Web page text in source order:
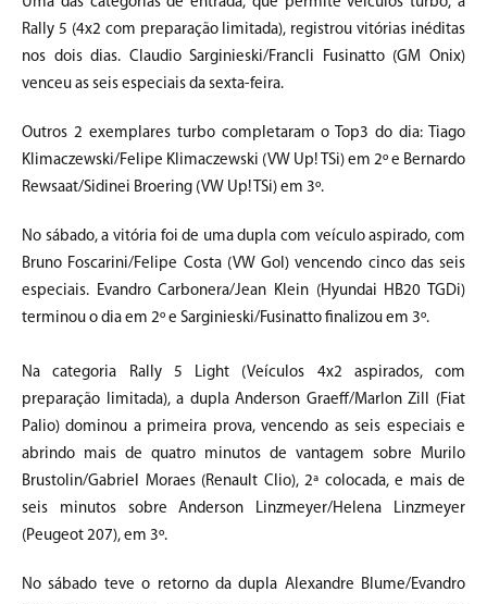
Rally 5 (4x2 com preparação limitada), registrou vitórias inéditas
nos dois dias. Claudio Sarginieski/Francli Fusinatto (GM Onix)
venceu as seis especiais da sexta-feira.
Outros 2 exemplares turbo completaram o Top3 do dia: Tiago
Klimaczewski/Felipe Klimaczewski (VW Up! TSi) em 2º e Bernardo
Rewsaat/Sidinei Broering (VW Up! TSi) em 3º.
No sábado, a vitória foi de uma dupla com veículo aspirado, com
Bruno Foscarini/Felipe Costa (VW Gol) vencendo cinco das seis
especiais. Evandro Carbonera/Jean Klein (Hyundai HB20 TGDi)
terminou o dia em 2º e Sarginieski/Fusinatto finalizou em 3º.
Na categoria Rally 5 Light (Veículos 4x2 aspirados, com
preparação limitada), a dupla Anderson Graeff/Marlon Zill (Fiat
Palio) dominou a primeira prova, vencendo as seis especiais e
abrindo mais de quatro minutos de vantagem sobre Murilo
Brustolin/Gabriel Moraes (Renault Clio), 2ª colocada, e mais de
seis minutos sobre Anderson Linzmeyer/Helena Linzmeyer
(Peugeot 207), em 3º.
No sábado teve o retorno da dupla Alexandre Blume/Evandro